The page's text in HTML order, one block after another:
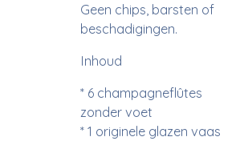
Geen chips, barsten of
beschadigingen.
Inhoud
* 6 champagneflûtes
zonder voet
* 1 originele glazen vaas